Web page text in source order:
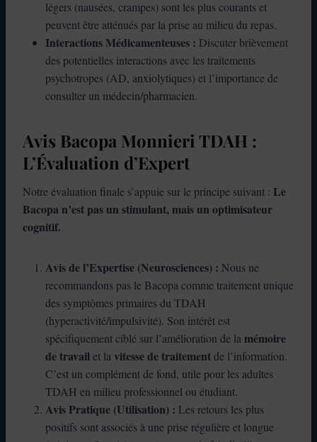
légers (nausées, crampes) sont les plus courants et
peuvent être atténués par la prise au milieu du repas.
Interactions Médicamenteuses : Discuter brièvement
des potentielles interactions avec les traitements
psychotropes (AD, anxiolytiques) et l’importance de
consulter un médecin/pharmacien.
Avis Bacopa Monnieri TDAH :
L’Évaluation d’Expert
Notre évaluation finale s’appuie sur le principe suivant : Le
Bacopa n’est pas un stimulant, mais un optimisateur
cognitif.
Avis de l’Expertise (Neurosciences) : Nous ne
recommandons pas le Bacopa comme traitement unique
des symptômes primaires du TDAH
(hyperactivité/impulsivité). Son intérêt est
spécifiquement ciblé sur l’amélioration de la mémoire
de travail et la vitesse de traitementde l’information.
C’est un complément de fond, utile pour les adultes
TDAH en milieu professionnel ou étudiant.
Avis Pratique (Utilisation) : Les retours les plus
positifs sont associés à une prise régulière et longue